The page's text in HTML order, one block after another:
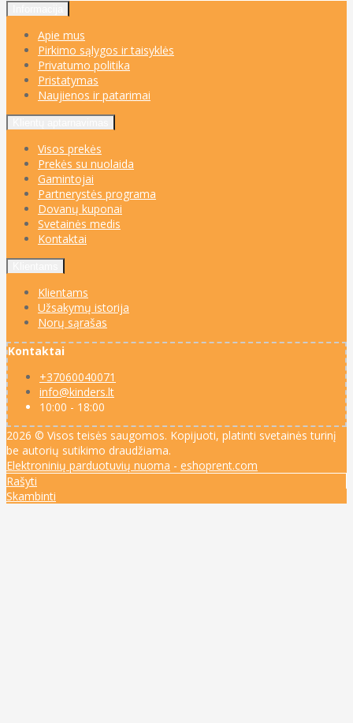
Apie mus
Pirkimo sąlygos ir taisyklės
Privatumo politika
Pristatymas
Naujienos ir patarimai
Visos prekės
Prekės su nuolaida
Gamintojai
Partnerystės programa
Dovanų kuponai
Svetainės medis
Kontaktai
Klientams
Užsakymų istorija
Norų sąrašas
Kontaktai
+37060040071
info@kinders.lt
10:00 - 18:00
2026 © Visos teisės saugomos. Kopijuoti, platinti svetainės turinį
be autorių sutikimo draudžiama.
Elektroninių parduotuvių nuoma - eshoprent.com
Rašyti
Skambinti